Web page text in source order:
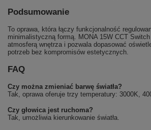
Podsumowanie
To oprawa, która łączy funkcjonalność
minimalistyczną formą. MONA 15W CCT Switch
atmosferą wnętrza i pozwala dopasować
potrzeb bez kompromisów estetycznych.
FAQ
Czy można zmieniać barwę światła?
Tak, oprawa oferuje trzy temperatury: 3000K,
Czy głowica jest ruchoma?
Tak, umożliwia kierunkowanie światła.